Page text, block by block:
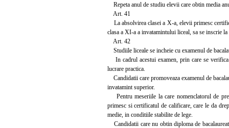
Repeta anul de studiu elevii care obtin media
Art. 41
La absolvirea clasei a X-a, elevii primesc
clasa a XI-a a invatamintului liceal, sa se inscrie
Art. 42
Studiile liceale se incheie cu examenul de
In cadrul acestui examen, prin care se
lucrare practica.
Candidatii care promoveaza examenul de
invatamint superior.
Pentru meseriile la care nomenclatorul de
primesc si certificatul de calificare, care le da
medie, in conditiile stabilite de lege.
Candidatii care nu obtin diploma de